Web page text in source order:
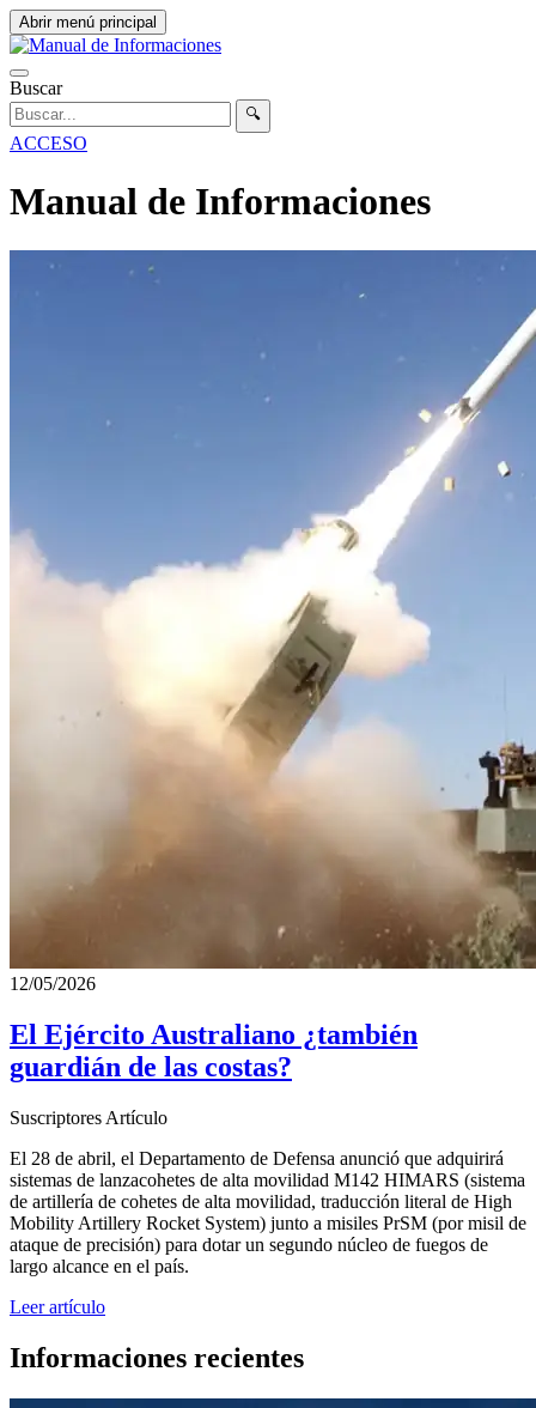
Abrir menú principal
Buscar
🔍
ACCESO
Manual de Informaciones
12/05/2026
El Ejército Australiano ¿también
guardián de las costas?
Suscriptores Artículo
El 28 de abril, el Departamento de Defensa anunció que adquirirá
sistemas de lanzacohetes de alta movilidad M142 HIMARS (sistema
de artillería de cohetes de alta movilidad, traducción literal de High
Mobility Artillery Rocket System) junto a misiles PrSM (por misil de
ataque de precisión) para dotar un segundo núcleo de fuegos de
largo alcance en el país.
Leer artículo
Informaciones recientes